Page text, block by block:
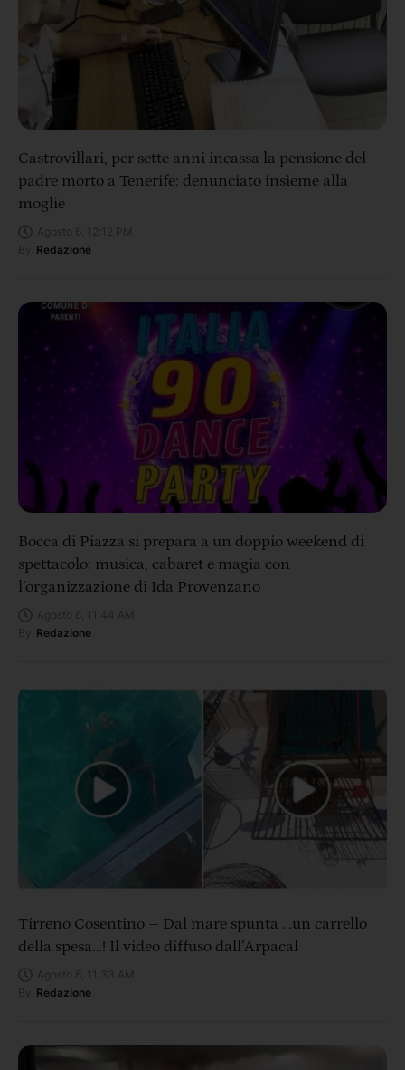
Castrovillari, per sette anni incassa la pensione del
padre morto a Tenerife: denunciato insieme alla
moglie
Redazione
Bocca di Piazza si prepara a un doppio weekend di
spettacolo: musica, cabaret e magia con
l’organizzazione di Ida Provenzano
Redazione
Tirreno Cosentino – Dal mare spunta …un carrello
della spesa…! Il video diffuso dall’Arpacal
Redazione